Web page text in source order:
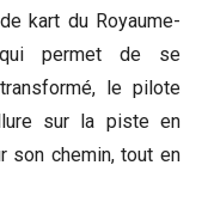
kart du Royaume-
qui permet de se
le pilote
sur la piste en
son chemin, tout en